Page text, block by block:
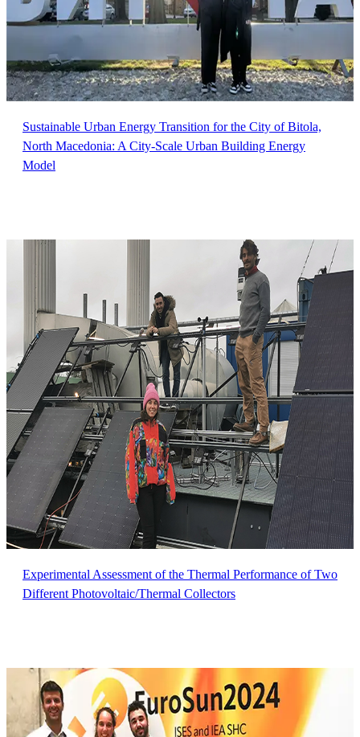
Sustainable Urban Energy Transition for the City of Bitola,
North Macedonia: A City-Scale Urban Building Energy
Model
Experimental Assessment of the Thermal Performance of Two
Different Photovoltaic/Thermal Collectors